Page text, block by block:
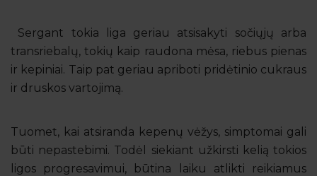
Sergant tokia liga geriau atsisakyti sočiųjų arba
transriebalų, tokių kaip raudona mėsa, riebus pienas
ir kepiniai. Taip pat geriau apriboti pridėtinio cukraus
ir druskos vartojimą.
Tuomet, kai atsiranda kepenų vėžys, simptomai gali
būti nepastebimi. Todėl siekiant užkirsti kelią tokios
ligos progresavimui, būtina laiku atlikti reikiamus